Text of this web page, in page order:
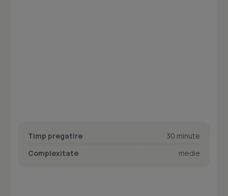
Timp pregatire
30 minute
Complexitate
medie